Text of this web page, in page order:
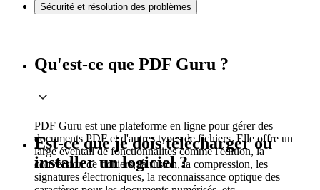
Sécurité et résolution des problèmes
Qu'est-ce que PDF Guru ?
PDF Guru est une plateforme en ligne pour gérer des
documents PDF et d'autres types de fichiers. Elle offre un
large éventail de fonctionnalités comme l'édition, la
conversion de fichiers, la fusion, la compression, les
signatures électroniques, la reconnaissance optique des
Est-ce que je dois télécharger ou
installer un logiciel ?